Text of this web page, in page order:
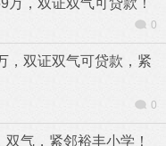
，双证双气可贷款！
0
，双证双气可贷款，紧
0
气，紧邻裕丰小学！